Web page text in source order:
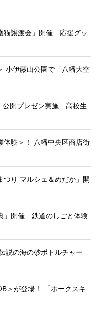
猫譲渡会」開催 応援グッ
小伊藤山公園で「八幡大空
公開プレゼン実施 高校生
体験＞！ 八幡中央区商店街
つり マルシェ＆めだか」開
」開催 鉄道のしごと体験
説の海の砂ボトルチャー
＞が登場！ 「ホークスキ